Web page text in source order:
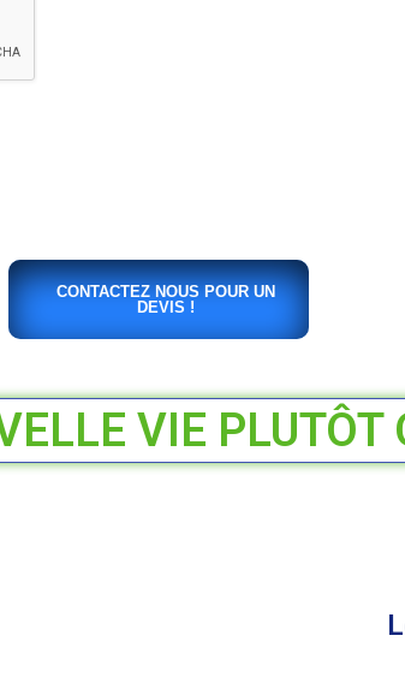
CONTACTEZ NOUS POUR UN
DEVIS !
VIE PLUTÔT